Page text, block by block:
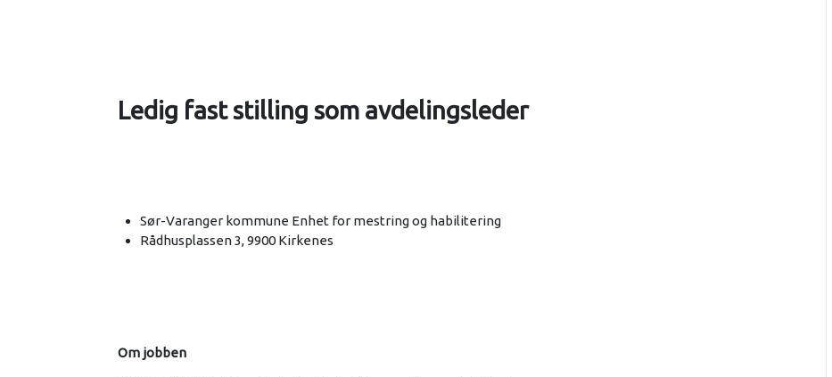
Ledig fast stilling som avdelingsleder
Sør-Varanger kommune Enhet for mestring og habilitering
Rådhusplassen 3, 9900 Kirkenes
Om jobben